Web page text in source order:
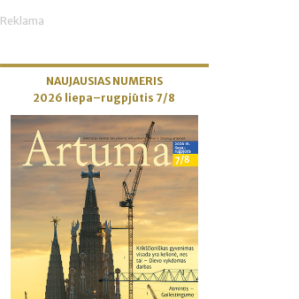
Reklama
NAUJAUSIAS NUMERIS
2026 liepa–rugpjūtis 7/8